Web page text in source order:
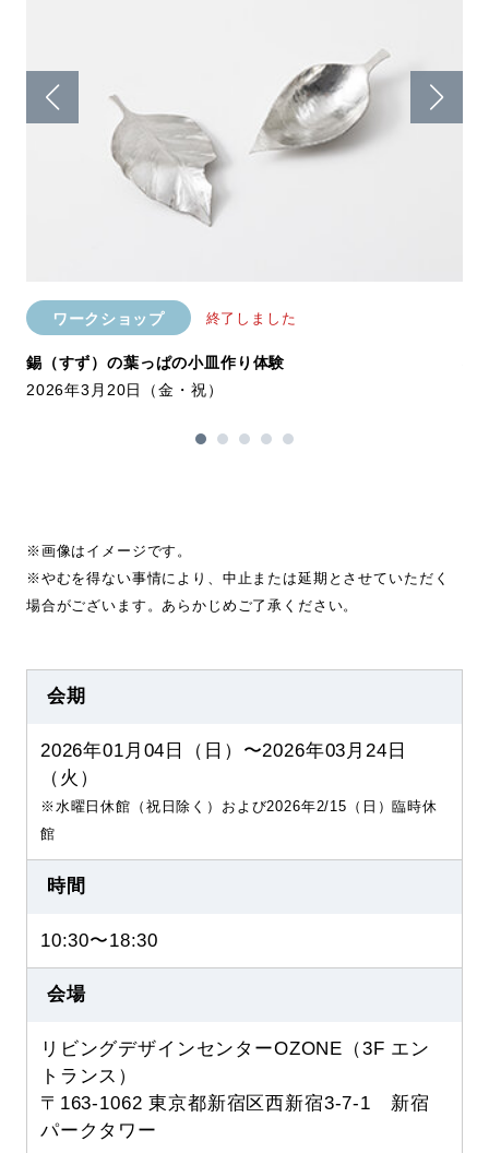
ワークショップ 終了しました
錫（すず）の葉っぱの小皿作り体験
2026年3月20日（金・祝）
※画像はイメージです。
※やむを得ない事情により、中止または延期とさせていただく
場合がございます。あらかじめご了承ください。
会期
2026年01月04日（日）〜2026年03月24日
（火）
※水曜日休館（祝日除く）および2026年2/15（日）臨時休
館
時間
10:30〜18:30
会場
リビングデザインセンターOZONE（3F エン
トランス）
〒163-1062 東京都新宿区西新宿3-7-1 新宿
パークタワー